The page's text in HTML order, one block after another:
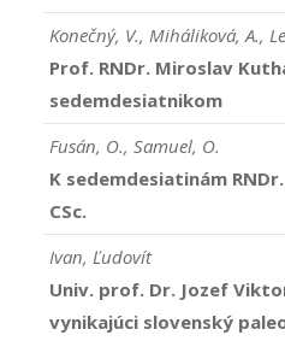
Konečný, V., Miháliková, A.,
Prof. RNDr. Miroslav
sedemdesiatnikom
Fusán, O., Samuel, O.
K sedemdesiatinám
CSc.
Ivan, Ľudovít
Univ. prof. Dr. Jozef
vynikajúci slovenský